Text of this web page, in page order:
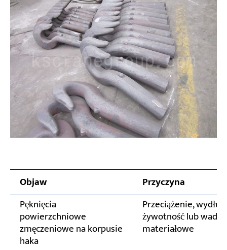
Objaw
Przyczyna
Pęknięcia
powierzchniowe
zmęczeniowe na korpusie
haka
Przeciążenie,
żywotność lub wady
materiałowe